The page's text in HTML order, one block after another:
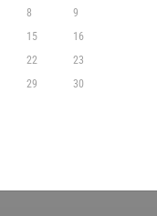
8
9
15
16
22
23
29
30